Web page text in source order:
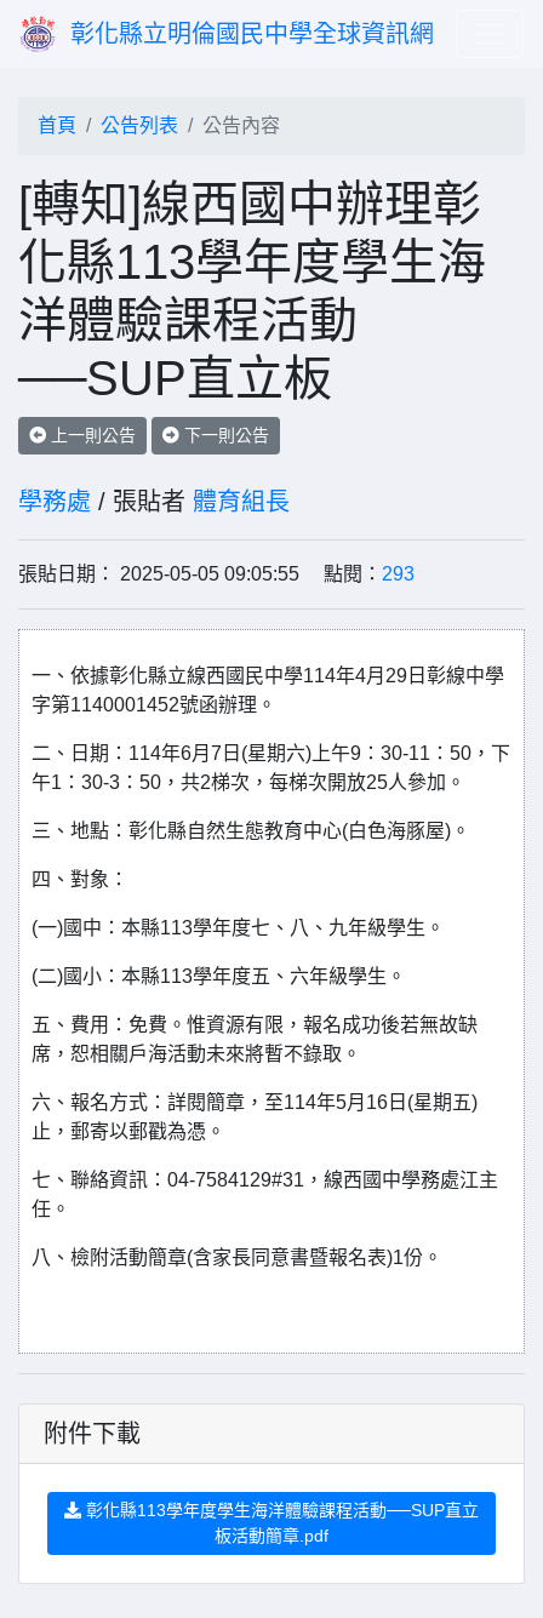
彰化縣立明倫國民中學全球資訊網
首頁 公告列表 公告內容
[轉知]線西國中辦理彰
化縣113學年度學生海
洋體驗課程活動
──SUP直立板
上一則公告 下一則公告
學務處 / 張貼者 體育組長
張貼日期： 2025-05-05 09:05:55 點閱： 293
一、依據彰化縣立線西國民中學114年4月29日彰線中學
字第1140001452號函辦理。
二、日期：114年6月7日(星期六)上午9：30-11：50，下
午1：30-3：50，共2梯次，每梯次開放25人參加。
三、地點：彰化縣自然生態教育中心(白色海豚屋)。
四、對象：
(一)國中：本縣113學年度七、八、九年級學生。
(二)國小：本縣113學年度五、六年級學生。
五、費用：免費。惟資源有限，報名成功後若無故缺
席，恕相關戶海活動未來將暫不錄取。
六、報名方式：詳閱簡章，至114年5月16日(星期五)
止，郵寄以郵戳為憑。
七、聯絡資訊：04-7584129#31，線西國中學務處江主
任。
八、檢附活動簡章(含家長同意書暨報名表)1份。
附件下載
彰化縣113學年度學生海洋體驗課程活動──SUP直立
板活動簡章.pdf